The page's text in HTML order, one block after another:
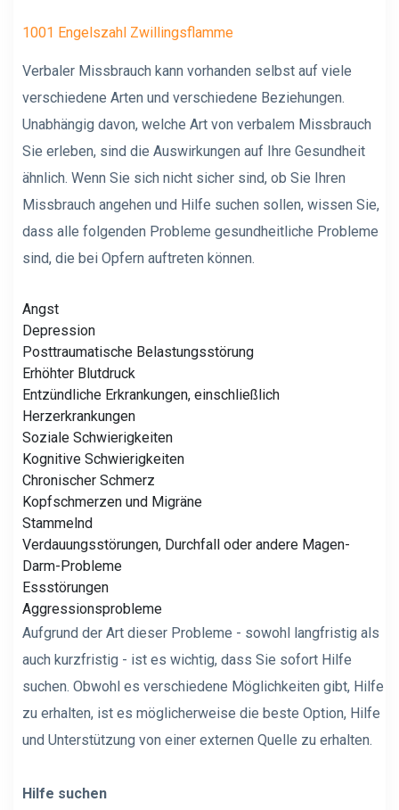
1001 Engelszahl Zwillingsflamme
Verbaler Missbrauch kann vorhanden selbst auf viele
verschiedene Arten und verschiedene Beziehungen.
Unabhängig davon, welche Art von verbalem Missbrauch
Sie erleben, sind die Auswirkungen auf Ihre Gesundheit
ähnlich. Wenn Sie sich nicht sicher sind, ob Sie Ihren
Missbrauch angehen und Hilfe suchen sollen, wissen Sie,
dass alle folgenden Probleme gesundheitliche Probleme
sind, die bei Opfern auftreten können.
Angst
Depression
Posttraumatische Belastungsstörung
Erhöhter Blutdruck
Entzündliche Erkrankungen, einschließlich
Herzerkrankungen
Soziale Schwierigkeiten
Kognitive Schwierigkeiten
Chronischer Schmerz
Kopfschmerzen und Migräne
Stammelnd
Verdauungsstörungen, Durchfall oder andere Magen-
Darm-Probleme
Essstörungen
Aggressionsprobleme
Aufgrund der Art dieser Probleme - sowohl langfristig als
auch kurzfristig - ist es wichtig, dass Sie sofort Hilfe
suchen. Obwohl es verschiedene Möglichkeiten gibt, Hilfe
zu erhalten, ist es möglicherweise die beste Option, Hilfe
und Unterstützung von einer externen Quelle zu erhalten.
Hilfe suchen